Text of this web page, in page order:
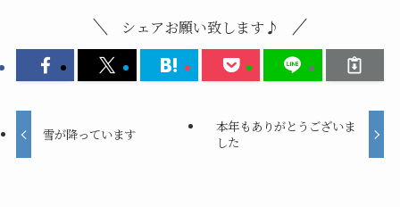
シェアお願い致します♪
雪が降っています
本年もありがとうございま
した